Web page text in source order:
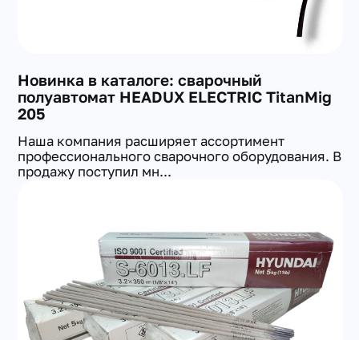
Новинка в каталоге: сварочный
полуавтомат HEADUX ELECTRIC TitanMig
205
Наша компания расширяет ассортимент
профессионального сварочного оборудования. В
продажу поступил мн...